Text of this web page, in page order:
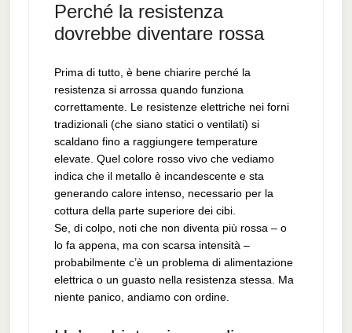
Perché la resistenza
dovrebbe diventare rossa
Prima di tutto, è bene chiarire perché la
resistenza si arrossa quando funziona
correttamente. Le resistenze elettriche nei forni
tradizionali (che siano statici o ventilati) si
scaldano fino a raggiungere temperature
elevate. Quel colore rosso vivo che vediamo
indica che il metallo è incandescente e sta
generando calore intenso, necessario per la
cottura della parte superiore dei cibi.
Se, di colpo, noti che non diventa più rossa – o
lo fa appena, ma con scarsa intensità –
probabilmente c’è un problema di alimentazione
elettrica o un guasto nella resistenza stessa. Ma
niente panico, andiamo con ordine.